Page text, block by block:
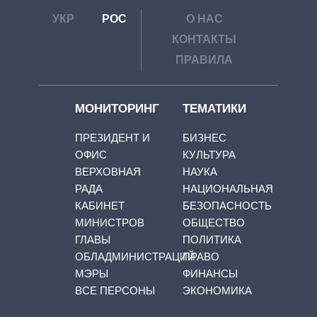
УКР РОС
О НАС
КОНТАКТЫ
ПРАВИЛА
МОНИТОРИНГ
ПРЕЗИДЕНТ И
ОФИС
ВЕРХОВНАЯ
РАДА
КАБИНЕТ
МИНИСТРОВ
ГЛАВЫ
ОБЛАДМИНИСТРАЦИЙ
МЭРЫ
ВСЕ ПЕРСОНЫ
ТЕМАТИКИ
БИЗНЕС
КУЛЬТУРА
НАУКА
НАЦИОНАЛЬНАЯ
БЕЗОПАСНОСТЬ
ОБЩЕСТВО
ПОЛИТИКА
ПРАВО
ФИНАНСЫ
ЭКОНОМИКА